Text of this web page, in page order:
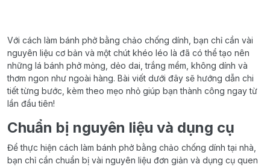
Với cách làm bánh phở bằng chảo chống dính, bạn chỉ cần vài
nguyên liệu cơ bản và một chút khéo léo là đã có thể tạo nên
những lá bánh phở mỏng, dẻo dai, trắng mềm, không dính và
thơm ngon như ngoài hàng. Bài viết dưới đây sẽ hướng dẫn chi
tiết từng bước, kèm theo mẹo nhỏ giúp bạn thành công ngay từ
lần đầu tiên!
Chuẩn bị nguyên liệu và dụng cụ
Để thực hiện cách làm bánh phở bằng chảo chống dính tại nhà,
bạn chỉ cần chuẩn bị vài nguyên liệu đơn giản và dụng cụ quen